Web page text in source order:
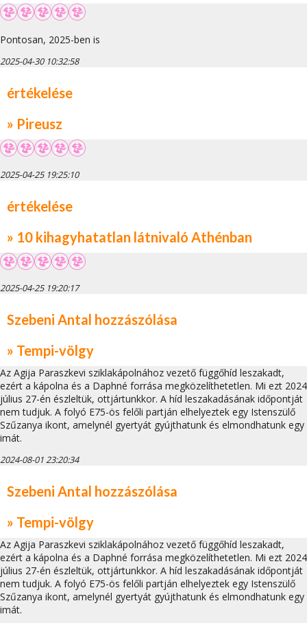
Pontosan, 2025-ben is
2025-04-30 10:32:58
értékelése
» Pireusz
2025-04-25 19:25:10
értékelése
» 10 kihagyhatatlan látnivaló Athénban
2025-04-25 19:20:17
Szebeni Antal hozzászólása
» Tempi-völgy
Az Agija Paraszkevi sziklakápolnához vezető függőhíd leszakadt,
ezért a kápolna és a Daphné forrása megközelíthetetlen. Mi ezt 2024
július 27-én észleltük, ottjártunkkor. A híd leszakadásának időpontját
nem tudjuk. A folyó E75-ös felőli partján elhelyeztek egy Istenszülő
Szűzanya ikont, amelynél gyertyát gyújthatunk és elmondhatunk egy
imát.
2024-08-01 23:20:34
Szebeni Antal hozzászólása
» Tempi-völgy
Az Agija Paraszkevi sziklakápolnához vezető függőhíd leszakadt,
ezért a kápolna és a Daphné forrása megközelíthetetlen. Mi ezt 2024
július 27-én észleltük, ottjártunkkor. A híd leszakadásának időpontját
nem tudjuk. A folyó E75-ös felőli partján elhelyeztek egy Istenszülő
Szűzanya ikont, amelynél gyertyát gyújthatunk és elmondhatunk egy
imát.